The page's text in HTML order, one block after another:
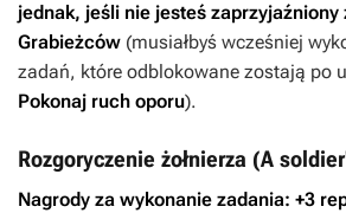
jednak, jeśli nie jesteś zaprzyjaźniony
Grabieżców (musiałbyś wcześniej
zadań, które odblokowane zostają po
Pokonaj ruch oporu).
Rozgoryczenie żołnierza (A
Nagrody za wykonanie zadania: +3